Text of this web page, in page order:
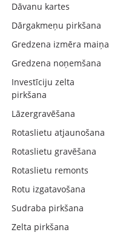
Dāvanu kartes
Dārgakmeņu pirkšana
Gredzena izmēra maiņa
Gredzena noņemšana
Investīciju zelta
pirkšana
Lāzergravēšana
Rotaslietu atjaunošana
Rotaslietu gravēšana
Rotaslietu remonts
Rotu izgatavošana
Sudraba pirkšana
Zelta pirkšana